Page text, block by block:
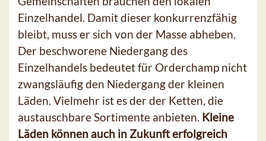
Einzelhandel. Damit dieser konkurrenzfähig
bleibt, muss er sich von der Masse abheben.
Der beschworene Niedergang des
Einzelhandels bedeutet für Orderchamp nicht
zwangsläufig den Niedergang der kleinen
Läden. Vielmehr ist es der der Ketten, die
austauschbare Sortimente anbieten. Kleine
Läden können auch in Zukunft erfolgreich